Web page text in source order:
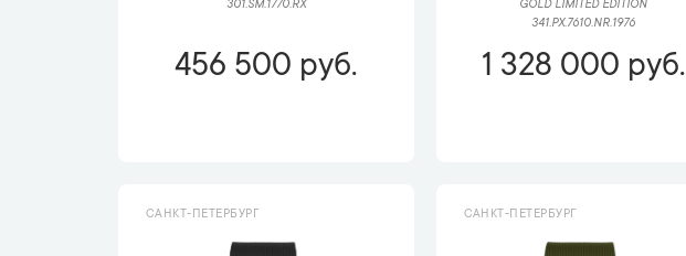
301.SM.1770.RX
456 500 руб.
GOLD LIMITED EDITION
341.PX.7610.NR.1976
1 328 000 руб.
САНКТ-ПЕТЕРБУРГ САНКТ-ПЕТЕРБУРГ